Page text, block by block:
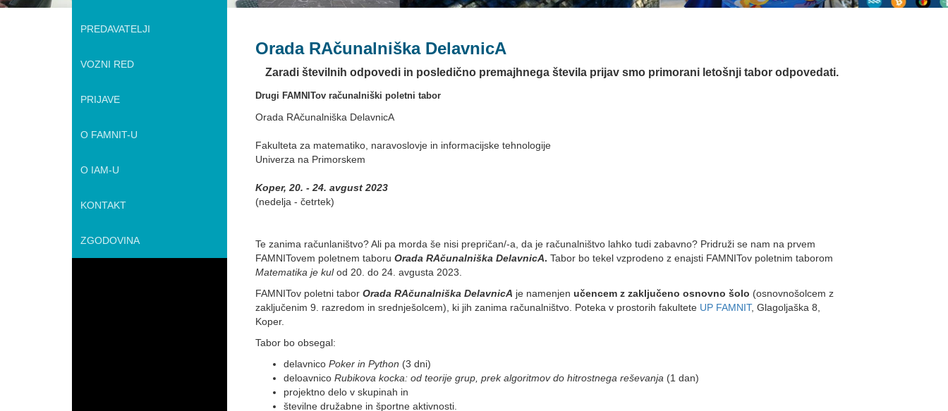
PREDAVATELJI
VOZNI RED
PRIJAVE
O FAMNIT-U
O IAM-U
KONTAKT
ZGODOVINA
Orada RAčunalniška DelavnicA
Zaradi številnih odpovedi in posledično premajhnega števila prijav smo primorani letošnji tabor odpovedati.
Drugi FAMNITov računalniški poletni tabor
Orada RAčunalniška DelavnicA
Fakulteta za matematiko, naravoslovje in informacijske tehnologije
Univerza na Primorskem
Koper, 20. - 24. avgust 2023
(nedelja - četrtek)
Te zanima računlaništvo? Ali pa morda še nisi prepričan/-a, da je računalništvo lahko tudi zabavno? Pridruži se nam na prvem
FAMNITovem poletnem taboru Orada RAčunalniška DelavnicA. Tabor bo tekel vzprodeno z enajsti FAMNITov poletnim taborom
Matematika je kulod 20. do 24. avgusta 2023.
FAMNITov poletni tabor Orada RAčunalniška DelavnicA je namenjen učencem z zaključeno osnovno šolo (osnovnošolcem z
zaključenim 9. razredom in srednješolcem), ki jih zanima računalništvo. Poteka v prostorih fakultete UP FAMNIT, Glagoljaška 8,
Koper.
Tabor bo obsegal:
delavnico Poker in Python (3 dni)
deloavnico Rubikova kocka: od teorije grup, prek algoritmov do hitrostnega reševanja (1 dan)
projektno delo v skupinah in
številne družabne in športne aktivnosti.